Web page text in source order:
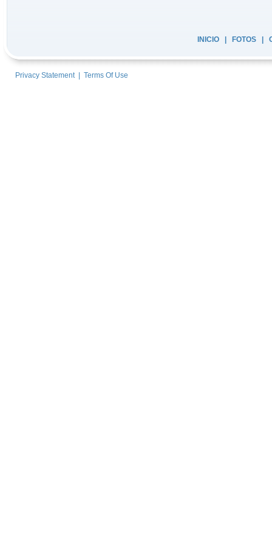
INICIO FOTOS
Privacy Statement| Terms Of Use